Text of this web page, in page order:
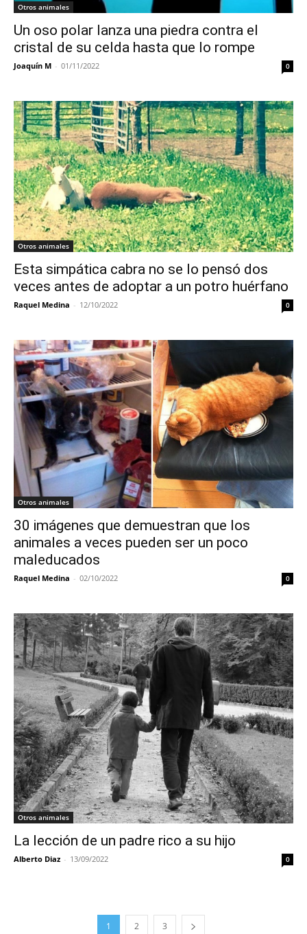
Otros animales
Un oso polar lanza una piedra contra el
cristal de su celda hasta que lo rompe
Joaquín M - 01/11/2022 0
Otros animales
Esta simpática cabra no se lo pensó dos
veces antes de adoptar a un potro huérfano
Raquel Medina - 12/10/2022 0
Otros animales
30 imágenes que demuestran que los
animales a veces pueden ser un poco
maleducados
Raquel Medina - 02/10/2022 0
Otros animales
La lección de un padre rico a su hijo
Alberto Diaz - 13/09/2022 0
1 2 3